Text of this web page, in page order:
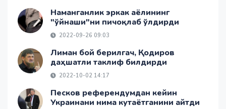
Наманганлик эркак аёлининг
"ўйнаши"ни пичоқлаб ўлдирди
2022-09-26 09:03
Лиман бой берилгач, Қодиров
даҳшатли таклиф билдирди
2022-10-02 14:17
Песков референдумдан кейин
Украинани нима кутаётганини айтди